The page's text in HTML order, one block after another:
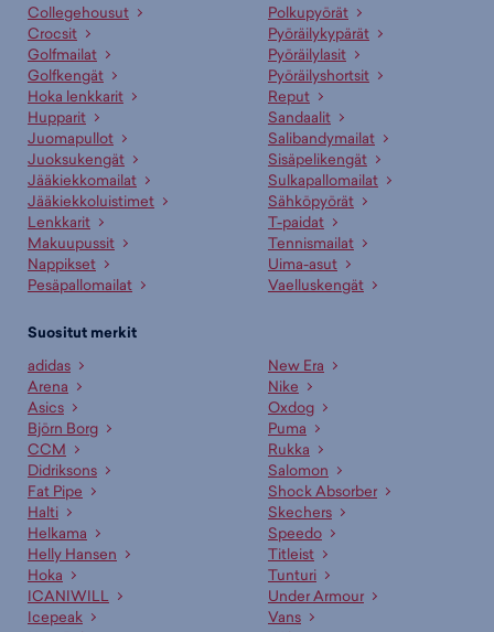
Collegehousut
Crocsit
Golfmailat
Golfkengät
Hoka lenkkarit
Hupparit
Juomapullot
Juoksukengät
Jääkiekkomailat
Jääkiekkoluistimet
Lenkkarit
Makuupussit
Nappikset
Pesäpallomailat
Polkupyörät
Pyöräilykypärät
Pyöräilylasit
Pyöräilyshortsit
Reput
Sandaalit
Salibandymailat
Sisäpelikengät
Sulkapallomailat
Sähköpyörät
T-paidat
Tennismailat
Uima-asut
Vaelluskengät
Suositut merkit
adidas
Arena
Asics
Björn Borg
CCM
Didriksons
Fat Pipe
Halti
Helkama
Helly Hansen
Hoka
ICANIWILL
Icepeak
New Era
Nike
Oxdog
Puma
Rukka
Salomon
Shock Absorber
Skechers
Speedo
Titleist
Tunturi
Under Armour
Vans